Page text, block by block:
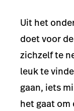
Uit het
doet voor
zichzelf te
leuk te
gaan, iets
het gaat om